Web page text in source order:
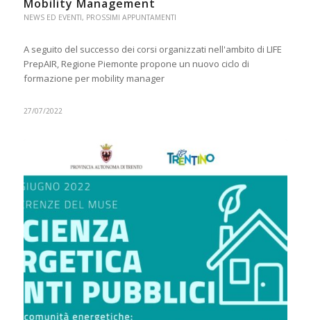
Mobility Management
NEWS ED EVENTI, PROSSIMI APPUNTAMENTI
A seguito del successo dei corsi organizzati nell'ambito di LIFE
PrepAIR, Regione Piemonte propone un nuovo ciclo di
formazione per mobility manager
27/07/2022